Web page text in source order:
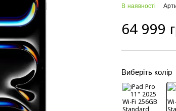
В наявності
64 999
Виберіть колір